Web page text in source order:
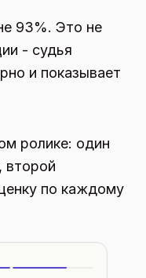
93%. Это не
- судья
и показывает
ролике: один
второй
по каждому